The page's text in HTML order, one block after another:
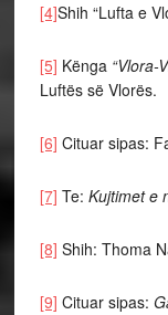
[4]Shih “Lufta e
[5] Kënga “Vlora-
Luftës së Vlorës.
[6] Cituar sipas:
[7] Te: Kujtimet e
[8] Shih: Thoma
[9] Cituar sipas: